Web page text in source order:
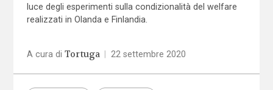
luce degli esperimenti sulla condizionalità del welfare
realizzati in Olanda e Finlandia.
A cura di Tortuga 22 settembre 2020